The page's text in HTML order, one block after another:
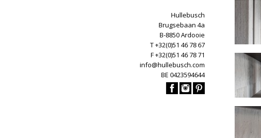
Hullebusch
Brugsebaan 4a
B-8850 Ardooie
T +32(0)51 46 78 67
F +32(0)51 46 78 71
info@hullebusch.com
BE 0423594644